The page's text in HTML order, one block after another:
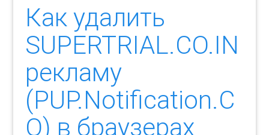
Как удалить
SUPERTRIAL.CO.IN
рекламу
(PUP.Notification.C
O) в браузерах